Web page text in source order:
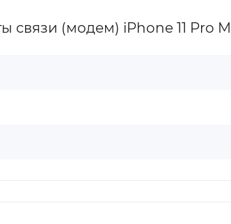
связи (модем) iPhone 11 Pro